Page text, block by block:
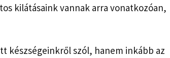
kilátásaink vannak arra vonatkozóan,
készségeinkről szól, hanem inkább az